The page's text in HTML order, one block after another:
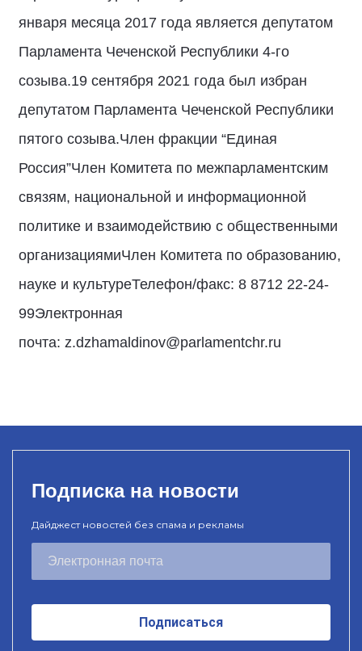
января месяца 2017 года является депутатом
Парламента Чеченской Республики 4-го
созыва.19 сентября 2021 года был избран
депутатом Парламента Чеченской Республики
пятого созыва.Член фракции “Единая
Россия”Член Комитета по межпарламентским
связям, национальной и информационной
политике и взаимодействию с общественными
организациямиЧлен Комитета по образованию,
науке и культуреТелефон/факс: 8 8712 22-24-
99Электронная
почта: z.dzhamaldinov@parlamentchr.ru
Подписка на новости
Дайджест новостей без спама и рекламы
Подписаться